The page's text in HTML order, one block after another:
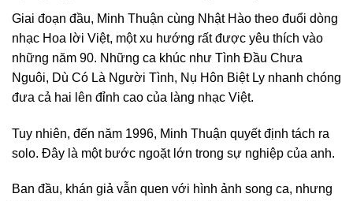
Giai đoạn đầu, Minh Thuận cùng Nhật Hào theo đuổi dòng
nhạc Hoa lời Việt, một xu hướng rất được yêu thích vào
những năm 90. Những ca khúc như Tình Đầu Chưa
Nguôi, Dù Có Là Người Tình, Nụ Hôn Biệt Ly nhanh chóng
đưa cả hai lên đỉnh cao của làng nhạc Việt.
Tuy nhiên, đến năm 1996, Minh Thuận quyết định tách ra
solo. Đây là một bước ngoặt lớn trong sự nghiệp của anh.
Ban đầu, khán giả vẫn quen với hình ảnh song ca, nhưng